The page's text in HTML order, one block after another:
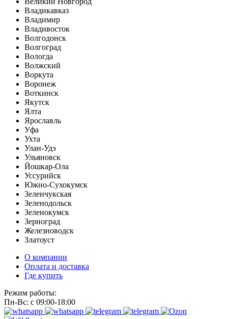
Владикавказ
Владимир
Владивосток
Волгодонск
Волгоград
Вологда
Волжский
Воркута
Воронеж
Воткинск
Якутск
Ялта
Ярославль
Уфа
Ухта
Улан-Удэ
Ульяновск
Йошкар-Ола
Уссурийск
Южно-Сухокумск
Зеленчукская
Зеленодольск
Зеленокумск
Зерноград
Железноводск
Златоуст
О компании
Оплата и доставка
Где купить
Режим работы:
Пн-Вс: с 09:00-18:00